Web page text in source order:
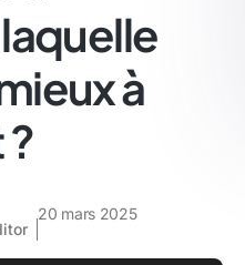
à
20 mars 2025